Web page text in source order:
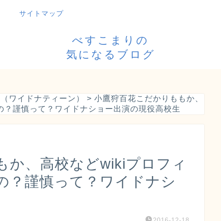
サイトマップ
べすこまりの
気になるブログ
ワイドナティーン） > 小鷹狩百花こだかりももか、
謹慎って？ワイドナショー出演の現役高校生
か、高校などwikiプロフィ
？謹慎って？ワイドナシ